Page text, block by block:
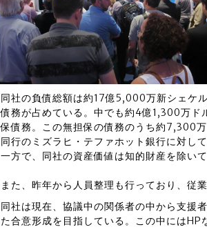
同社の負債総額は約17億5,000万新シェケ
債務が占めている。中でも約4億1,300万
保債務。この無担保の債務のうち約7,300
同行のミズラヒ・テファホット銀行に対し
一方で、同社の資産価値は知的財産を除い
また、昨年から人員整理も行っており、従
同社は現在、協議中の関係者の中から支援
た合意形成を目指している。この中にはHP